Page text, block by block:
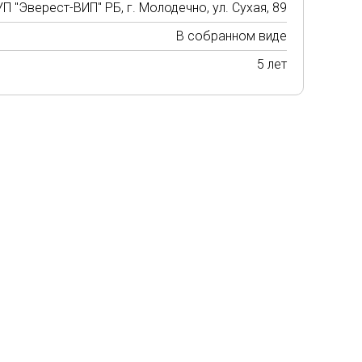
"Эверест-ВИП" РБ, г. Молодечно, ул. Сухая, 89
В собранном виде
5 лет